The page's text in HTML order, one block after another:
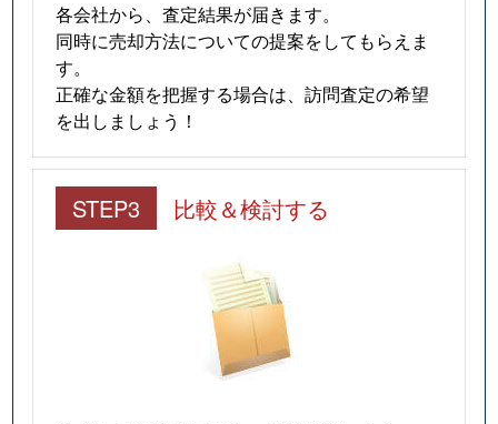
各会社から、査定結果が届きます。
同時に売却方法についての提案をしてもらえま
す。
正確な金額を把握する場合は、訪問査定の希望
を出しましょう！
STEP3 比較＆検討する